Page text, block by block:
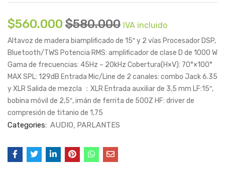
$560.000 $580.000 IVA incluido
Altavoz de madera biamplificado de 15″ y 2 vías Procesador DSP,
Bluetooth/TWS Potencia RMS: amplificador de clase D de 1000 W
Gama de frecuencias: 45Hz – 20kHz Cobertura(H×V): 70°×100°
MAX SPL: 129dB Entrada Mic/Line de 2 canales: combo Jack 6.35
y XLR Salida de mezcla ：XLR Entrada auxiliar de 3,5 mm LF:15″,
bobina móvil de 2,5″, imán de ferrita de 50OZ HF: driver de
compresión de titanio de 1,75
Categories: AUDIO PARLANTES